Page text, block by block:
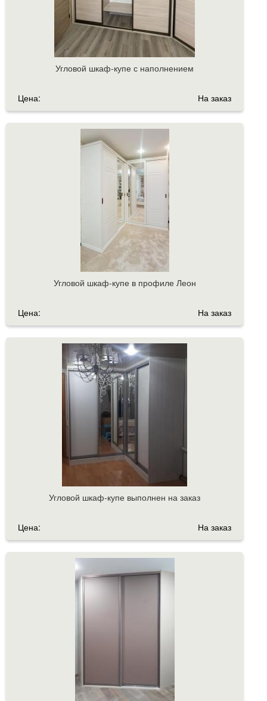
Угловой шкаф-купе с наполнением
Цена: На заказ
Угловой шкаф-купе в профиле Леон
Цена: На заказ
Угловой шкаф-купе выполнен на заказ
Цена: На заказ